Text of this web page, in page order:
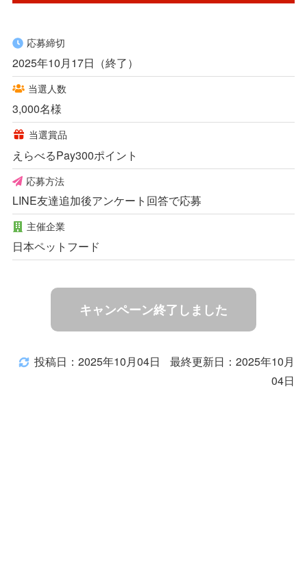
応募締切
2025年10月17日（終了）
当選人数
3,000名様
当選賞品
えらべるPay300ポイント
応募方法
LINE友達追加後アンケート回答で応募
主催企業
日本ペットフード
キャンペーン終了しました
投稿日：2025年10月04日
最終更新日：2025年10月
04日